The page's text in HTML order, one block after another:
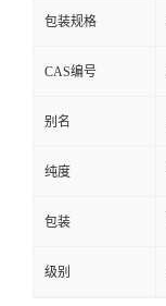
包装规格
CAS编号
别名
纯度
包装
级别